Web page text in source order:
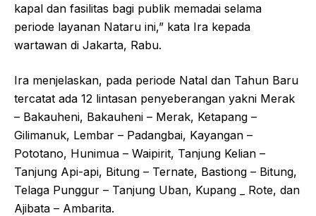
kapal dan fasilitas bagi publik memadai selama
periode layanan Nataru ini,” kata Ira kepada
wartawan di Jakarta, Rabu.
Ira menjelaskan, pada periode Natal dan Tahun Baru
tercatat ada 12 lintasan penyeberangan yakni Merak
– Bakauheni, Bakauheni – Merak, Ketapang –
Gilimanuk, Lembar – Padangbai, Kayangan –
Pototano, Hunimua – Waipirit, Tanjung Kelian –
Tanjung Api-api, Bitung – Ternate, Bastiong – Bitung,
Telaga Punggur – Tanjung Uban, Kupang _ Rote, dan
Ajibata – Ambarita.